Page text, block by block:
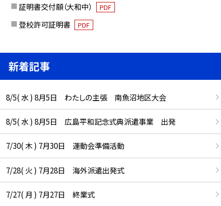
証明書交付願（大和中） PDF
登校許可証明書 PDF
新着記事
8/5( 水 ) 8月5日 わたしの主張 南魚沼地区大会
8/5( 水 ) 8月5日 広島平和記念式典派遣事業 出発
7/30( 木 ) 7月30日 運動会準備活動
7/28( 火 ) 7月28日 海外派遣出発式
7/27( 月 ) 7月27日 終業式